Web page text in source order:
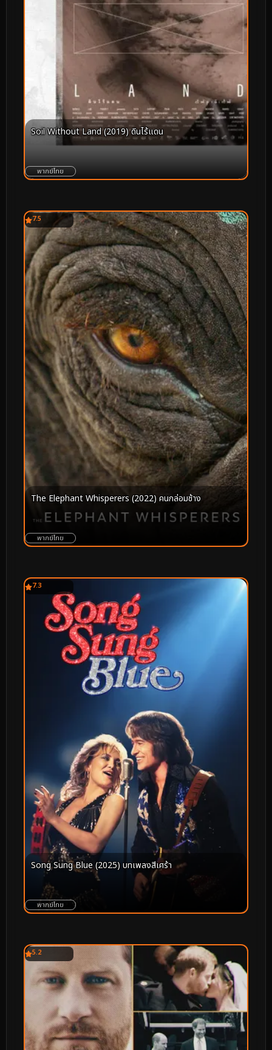
Soil Without Land (2019) ดินไร้แดน
พากย์ไทย
7.5
The Elephant Whisperers (2022) คนกล่อมช้าง
พากย์ไทย
7.3
Song Sung Blue (2025) บทเพลงสีเศร้า
พากย์ไทย
5.2